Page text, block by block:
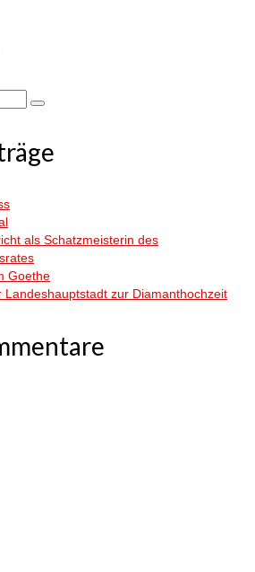
als Schatzmeisterin des
Goethe
Landeshauptstadt zur Diamanthochzeit